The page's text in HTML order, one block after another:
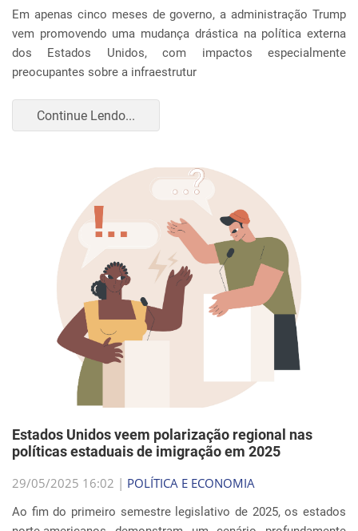
Em apenas cinco meses de governo, a administração Trump
vem promovendo uma mudança drástica na política externa
dos Estados Unidos, com impactos especialmente
preocupantes sobre a infraestrutur
Continue Lendo...
Estados Unidos veem polarização regional nas
políticas estaduais de imigração em 2025
29/05/2025 16:02 | POLÍTICA E ECONOMIA
Ao fim do primeiro semestre legislativo de 2025, os estados